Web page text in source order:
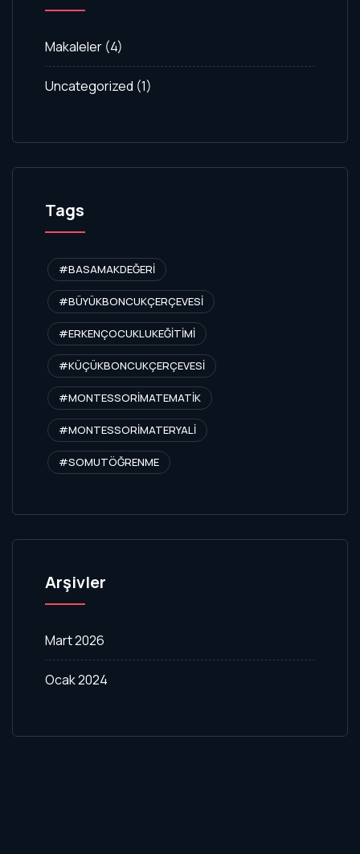
Makaleler (4)
Uncategorized (1)
Tags
#BASAMAKDEĞERI
#BÜYÜKBONCUKÇERÇEVESI
#ERKENÇOCUKLUKEĞITIMI
#KÜÇÜKBONCUKÇERÇEVESI
#MONTESSORIMATEMATIK
#MONTESSORIMATERYALI
#SOMUTÖĞRENME
Arşivler
Mart 2026
Ocak 2024